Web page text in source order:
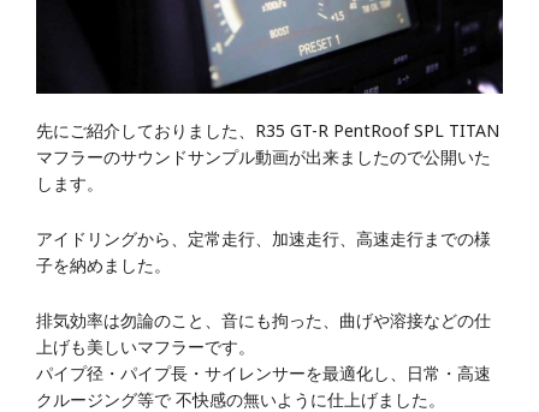
先にご紹介しておりました、R35 GT-R PentRoof SPL TITAN
マフラーのサウンドサンプル動画が出来ましたので公開いた
します。
アイドリングから、定常走行、加速走行、高速走行までの様
子を納めました。
排気効率は勿論のこと、音にも拘った、曲げや溶接などの仕
上げも美しいマフラーです。
パイプ径・パイプ長・サイレンサーを最適化し、日常・高速
クルージング等で 不快感の無いように仕上げました。